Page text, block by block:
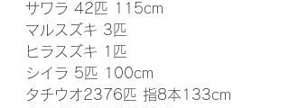
サワラ 42匹 115cm
マルスズキ 3匹
ヒラスズキ 1匹
シイラ 5匹 100cm
タチウオ2376匹 指8本133cm